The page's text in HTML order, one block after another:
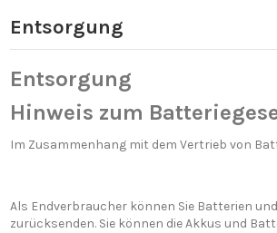
Entsorgung
Entsorgung
Hinweis zum
Im Zusammenhang mit dem Vertrieb von
Als Endverbraucher können Sie Batterien
zurücksenden. Sie können die Akkus und